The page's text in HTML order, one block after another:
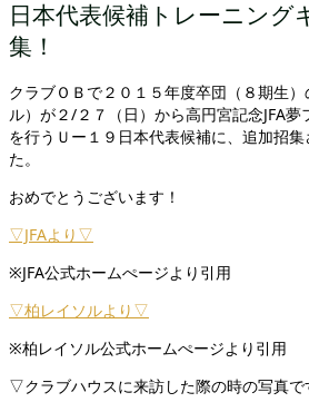
日本代表候補トレーニング
集！
クラブＯＢで２０１５年度卒団（８期生
ル）が２/２７（日）から高円宮記念JFA
を行うＵー１９日本代表候補に、追加招
た。
おめでとうございます！
▽JFAより▽
※JFA公式ホームぺージより引用
▽柏レイソルより▽
※柏レイソル公式ホームぺージより引用
▽クラブハウスに来訪した際の時の写真